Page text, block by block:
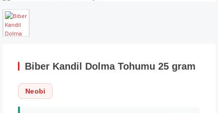
Biber Kandil Dolma Tohumu 25 gram
Neobi